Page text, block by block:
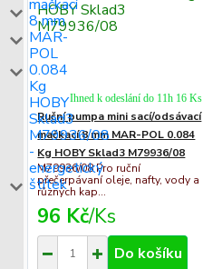
Ruční pumpa mini sací/odsávací
mačkací 8 mm MAR-POL 0.084
Kg HOBY Sklad3 M79936/08
M79936/08 Pro ruční
přečerpávaní oleje, nafty, vody a
různých kap...
96 Kč/Ks
Ihned k odeslání do 11h 16 Ks
Do košíku